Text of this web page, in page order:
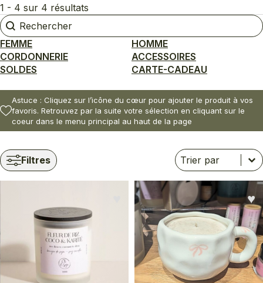
1 - 4 sur 4 résultats
Rechercher
Rechercher
FEMME
HOMME
CORDONNERIE
ACCESSOIRES
SOLDES
CARTE-CADEAU
Astuce : Cliquez sur l’icône du cœur pour ajouter le produit à vos
favoris. Retrouvez par la suite votre sélection en cliquant sur le
coeur dans le menu principal au haut de la page
Filtres Trier
Trier le contenu
Trier le contenu
♥︎